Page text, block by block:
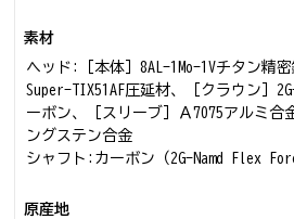
素材
ヘッド:［本体］8AL-1Mo-1Vチタン精
Super-TIX51AF圧延材、［クラウン］
ーボン、［スリーブ］Ａ7075アルミ合
ングステン合金
シャフト:カーボン（2G-Namd Flex
原産地